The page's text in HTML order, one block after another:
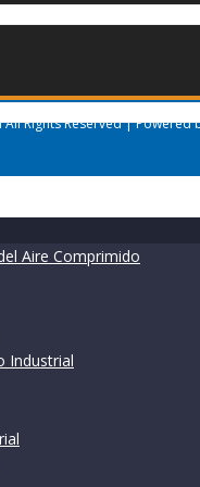
All Rights Reserved | Powered
Aire Comprimido
Industrial